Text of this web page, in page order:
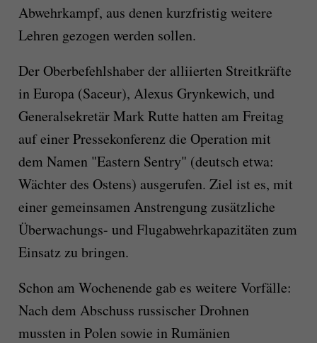
Abwehrkampf, aus denen kurzfristig weitere
Lehren gezogen werden sollen.
Der Oberbefehlshaber der alliierten Streitkräfte
in Europa (Saceur), Alexus Grynkewich, und
Generalsekretär Mark Rutte hatten am Freitag
auf einer Pressekonferenz die Operation mit
dem Namen "Eastern Sentry" (deutsch etwa:
Wächter des Ostens) ausgerufen. Ziel ist es, mit
einer gemeinsamen Anstrengung zusätzliche
Überwachungs- und Flugabwehrkapazitäten zum
Einsatz zu bringen.
Schon am Wochenende gab es weitere Vorfälle:
Nach dem Abschuss russischer Drohnen
mussten in Polen sowie in Rumänien